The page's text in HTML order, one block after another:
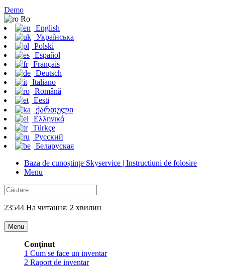
Demo
Ro
English
Українська
Polski
Español
Français
Deutsch
Italiano
Română
Eesti
ქართული
Ελληνικά
Türkçe
Русский
Беларуская
Baza de cunoștințe Skyservice | Instructiuni de folosire
Menu
23544 На читання: 2 хвилин
Menu
Conţinut
1 Cum se face un inventar
2 Raport de inventar